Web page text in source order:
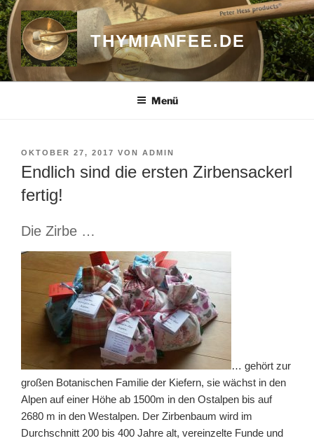
Zum
Inhalt
springen
THYMIANFEE.DE
Menü
VERÖFFENTLICHT
AM
OKTOBER 27, 2017 VON ADMIN
Endlich sind die ersten Zirbensackerl
fertig!
Die Zirbe …
… gehört zur
großen Botanischen Familie der Kiefern, sie wächst in den
Alpen auf einer Höhe ab 1500m in den Ostalpen bis auf
2680 m in den Westalpen. Der Zirbenbaum wird im
Durchschnitt 200 bis 400 Jahre alt, vereinzelte Funde und